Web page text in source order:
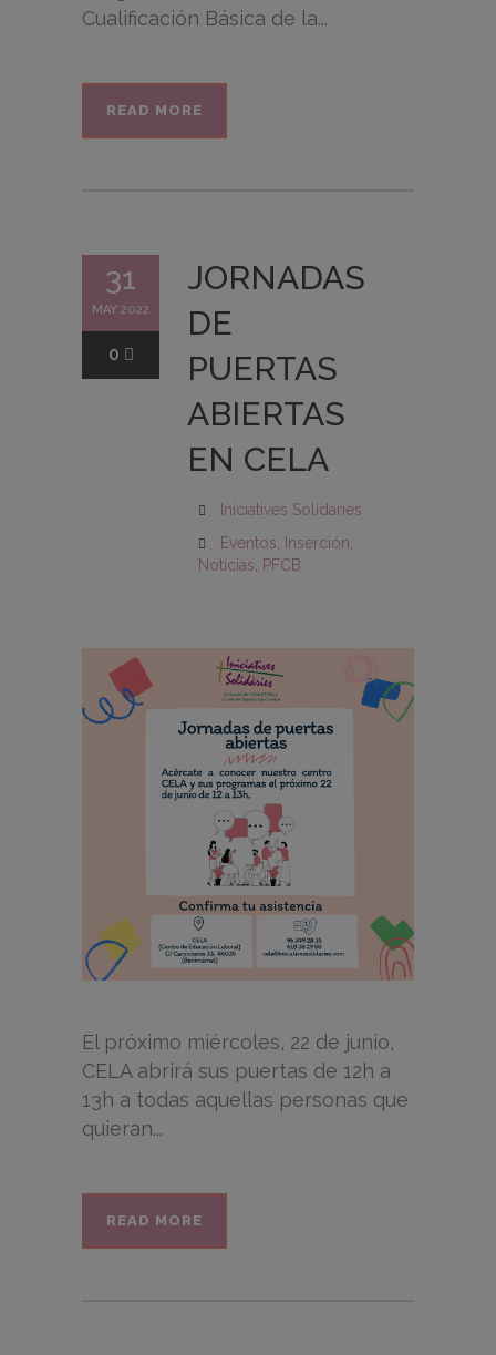
Cualificación Básica de la...
READ MORE
31
MAY 2022
0
JORNADAS
DE
PUERTAS
ABIERTAS
EN CELA
Iniciatives Solidaries
Eventos, Inserción,
Noticias, PFCB
El próximo miércoles, 22 de junio,
CELA abrirá sus puertas de 12h a
13h a todas aquellas personas que
quieran...
READ MORE